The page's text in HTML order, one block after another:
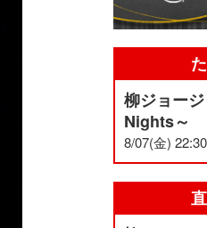
柳ジョー
Nights～
8/07(金)